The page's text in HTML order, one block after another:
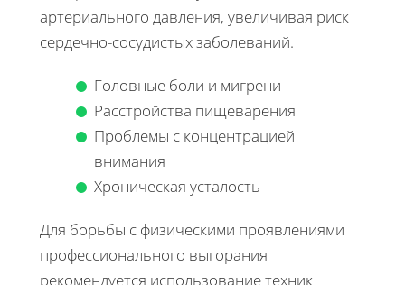
артериального давления, увеличивая риск
сердечно-сосудистых заболеваний.
Головные боли и мигрени
Расстройства пищеварения
Проблемы с концентрацией
внимания
Хроническая усталость
Для борьбы с физическими проявлениями
профессионального выгорания
рекомендуется использование техник